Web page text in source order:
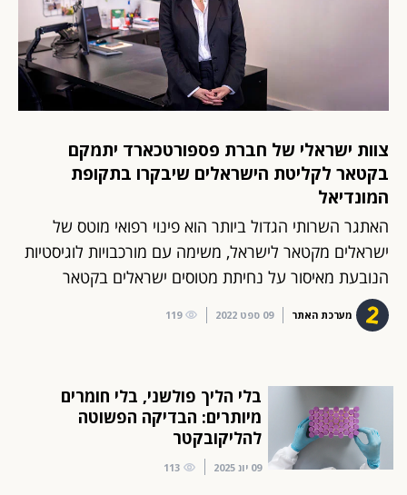
צוות ישראלי של חברת פספורטכארד יתמקם
בקטאר לקליטת הישראלים שיבקרו בתקופת
המונדיאל
האתגר השרותי הגדול ביותר הוא פינוי רפואי מוטס של
ישראלים מקטאר לישראל, משימה עם מורכבויות לוגיסטיות
הנובעת מאיסור על נחיתת מטוסים ישראלים בקטאר
מערכת האתר 09 ספט 2022 119
בלי הליך פולשני, בלי חומרים
מיותרים: הבדיקה הפשוטה
להליקובקטר
09 יונ 2025 113